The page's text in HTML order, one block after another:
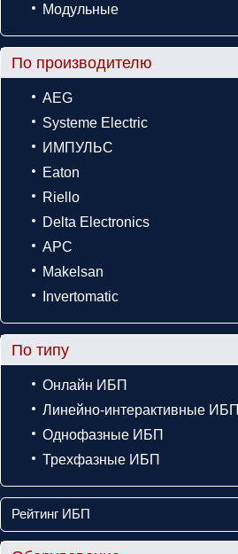
Модульные
По производителю
AEG
Systeme Electric
ИМПУЛЬС
Eaton
Riello
Delta Electronics
APC
Makelsan
Invertomatic
По типу
Онлайн ИБП
Линейно-интерактивные ИБП
Однофазные ИБП
Трехфазные ИБП
Рейтинг ИБП